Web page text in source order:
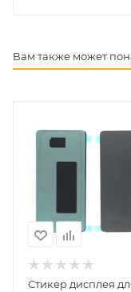
Вам также может
Стикер дисплея